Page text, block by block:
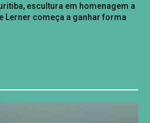
escultura em homenagem a
Lerner começa a ganhar forma